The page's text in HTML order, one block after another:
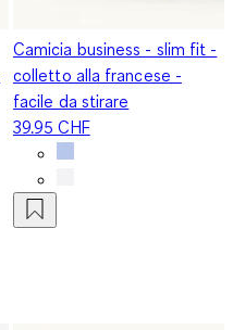
Camicia business - slim fit -
colletto alla francese -
facile da stirare
39.95 CHF